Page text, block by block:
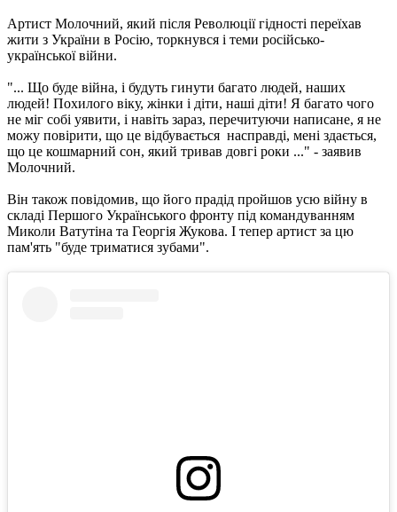
Артист Молочний, який після Революції гідності переїхав
жити з України в Росію, торкнувся і теми російсько-
української війни.
"... Що буде війна, і будуть гинути багато людей, наших
людей! Похилого віку, жінки і діти, наші діти! Я багато чого
не міг собі уявити, і навіть зараз, перечитуючи написане, я не
можу повірити, що це відбувається насправді, мені здається,
що це кошмарний сон, який тривав довгі роки ..." - заявив
Молочний.
Він також повідомив, що його прадід пройшов усю війну в
складі Першого Українського фронту під командуванням
Миколи Ватутіна та Георгія Жукова. І тепер артист за цю
пам'ять "буде триматися зубами".